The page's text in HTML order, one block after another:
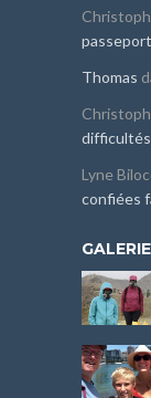
Thomas
difficultés
Lyne
confiées
GALERIE